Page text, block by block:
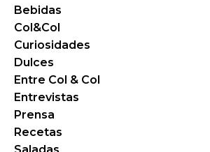
Bebidas
Col&Col
Curiosidades
Dulces
Entre Col & Col
Entrevistas
Prensa
Recetas